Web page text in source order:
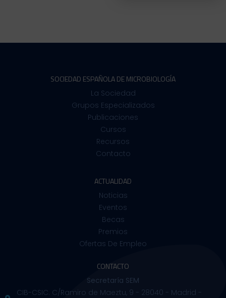
SOCIEDAD ESPAÑOLA DE MICROBIOLOGÍA
La Sociedad
Grupos Especializados
Publicaciones
Cursos
Recursos
Contacto
ACTUALIDAD
Noticias
Eventos
Becas
Premios
Ofertas De Empleo
CONTACTO
Secretaría SEM
CIB-CSIC. C/Ramiro de Maeztu, 9 - 28040 - Madrid -